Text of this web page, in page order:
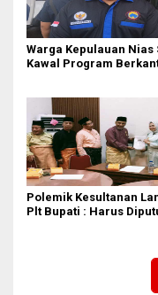
Warga Kepulauan Nias
Kawal Program
Polemik Kesultanan
Plt Bupati : Harus